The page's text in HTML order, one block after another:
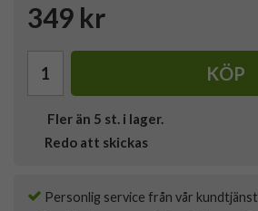
349 kr
KÖP
Fler än 5 st. i lager.
Redo att skickas
Personlig service från vår kundtjänst